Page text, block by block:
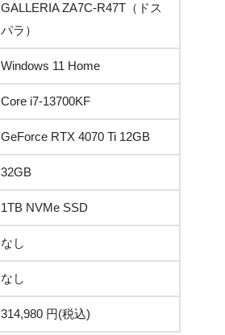
GALLERIA ZA7C-R47T（ドス
パラ）
Windows 11 Home
Core i7-13700KF
GeForce RTX 4070 Ti 12GB
32GB
1TB NVMe SSD
なし
なし
314,980 円(税込)